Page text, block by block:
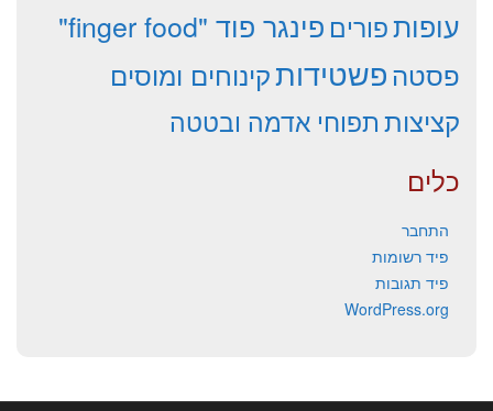
עופותפורים פינגר פוד "finger food"
פסטהפשטידותקינוחים ומוסים
קציצותתפוחי אדמה ובטטה
כלים
התחבר
פיד רשומות
פיד תגובות
WordPress.org